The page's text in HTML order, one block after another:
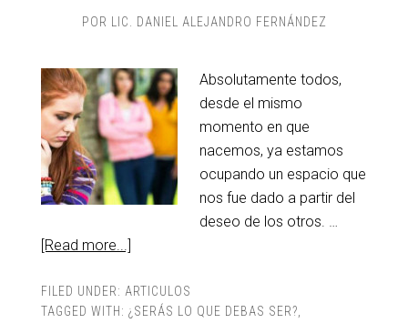
POR LIC. DANIEL ALEJANDRO FERNÁNDEZ
Absolutamente todos,
desde el mismo
momento en que
nacemos, ya estamos
ocupando un espacio que
nos fue dado a partir del
deseo de los otros. …
[Read more...]
FILED UNDER: ARTICULOS
TAGGED WITH: ¿SERÁS LO QUE DEBAS SER?